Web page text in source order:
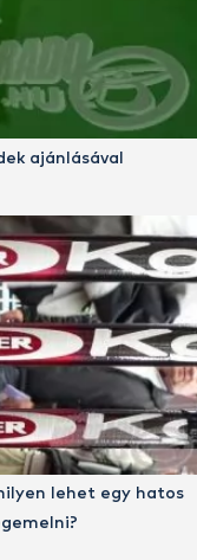
ajánlásával
lehet egy hatos